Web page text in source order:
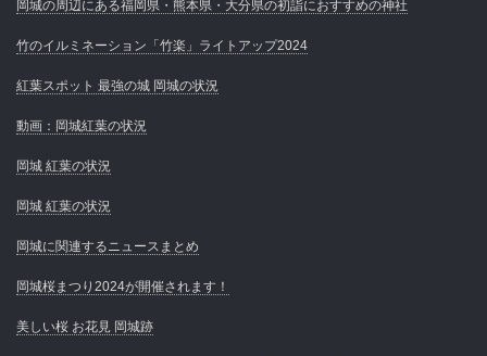
岡城の周辺にある福岡県・熊本県・大分県の初詣におすすめの神社
竹のイルミネーション「竹楽」ライトアップ2024
紅葉スポット 最強の城 岡城の状況
動画：岡城紅葉の状況
岡城 紅葉の状況
岡城 紅葉の状況
岡城に関連するニュースまとめ
岡城桜まつり2024が開催されます！
美しい桜 お花見 岡城跡